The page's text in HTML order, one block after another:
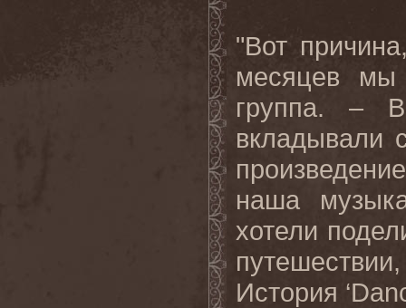
"Вот
месяцев мы
группа. –
вкладывали
наша
хотели
История